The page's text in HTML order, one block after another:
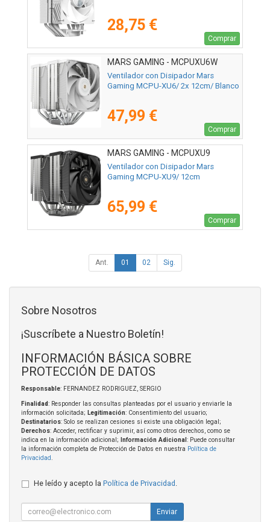
28,75 €
Comprar
MARS GAMING - MCPUXU6W
Ventilador con Disipador Mars
Gaming MCPU-XU6/ 2x 12cm/ Blanco
47,99 €
Comprar
MARS GAMING - MCPUXU9
Ventilador con Disipador Mars
Gaming MCPU-XU9/ 12cm
65,99 €
Comprar
Ant. 01 02 Sig.
Sobre Nosotros
¡Suscríbete a Nuestro Boletín!
INFORMACIÓN BÁSICA SOBRE
PROTECCIÓN DE DATOS
Responsable: FERNANDEZ RODRIGUEZ, SERGIO
Finalidad: Responder las consultas planteadas por el usuario y enviarle la
información solicitada; Legitimación: Consentimiento del usuario;
Destinatarios: Solo se realizan cesiones si existe una obligación legal;
Derechos: Acceder, rectificar y suprimir, así como otros derechos, como se
indica en la información adicional;
Información Adicional : Puede consultar
la información completa de Protección de Datos en nuestra Política de
Privacidad
He leído y acepto la Política de Privacidad
Enviar